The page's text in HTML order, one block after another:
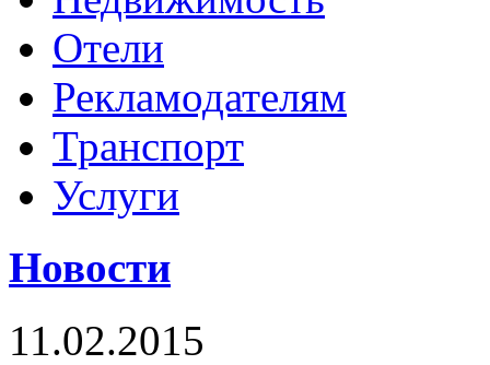
Отели
Рекламодателям
Транспорт
Услуги
Новости
11.02.2015